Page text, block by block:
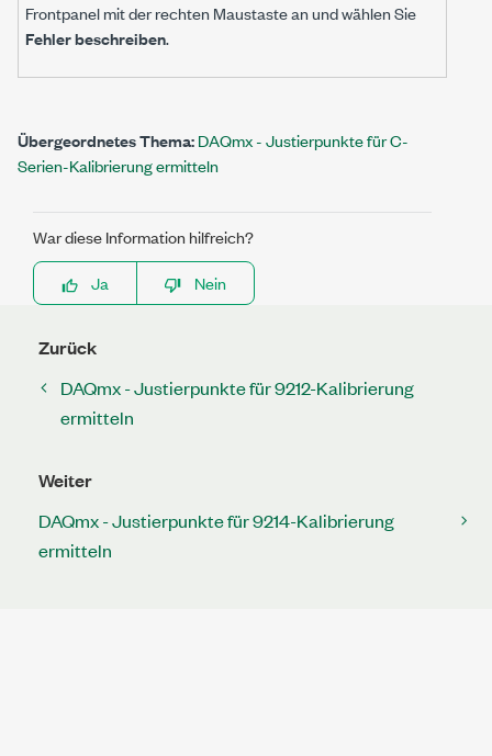
Frontpanel mit der rechten Maustaste an und wählen Sie
Fehler beschreiben.
Übergeordnetes Thema:DAQmx - Justierpunkte für C-
Serien-Kalibrierung ermitteln
War diese Information hilfreich?
Ja
Nein
Zurück
DAQmx - Justierpunkte für 9212-Kalibrierung
ermitteln
Weiter
DAQmx - Justierpunkte für 9214-Kalibrierung
ermitteln